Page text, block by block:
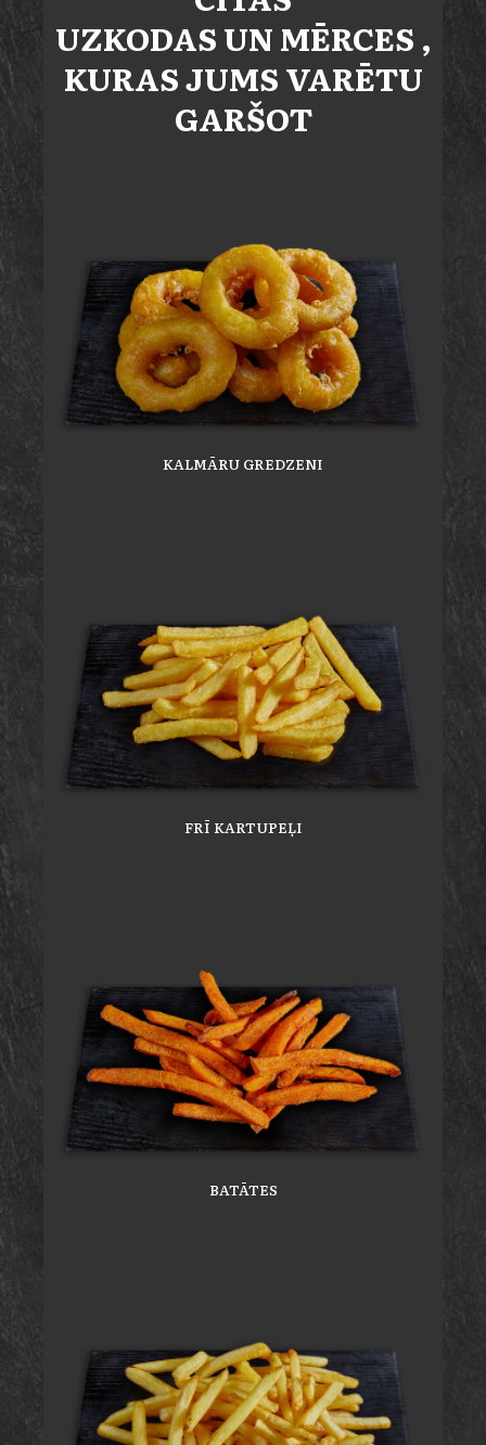
UZKODAS UN MĒRCES ,
KURAS JUMS VARĒTU
GARŠOT
KALMĀRU GREDZENI
FRĪ KARTUPEĻI
BATĀTES